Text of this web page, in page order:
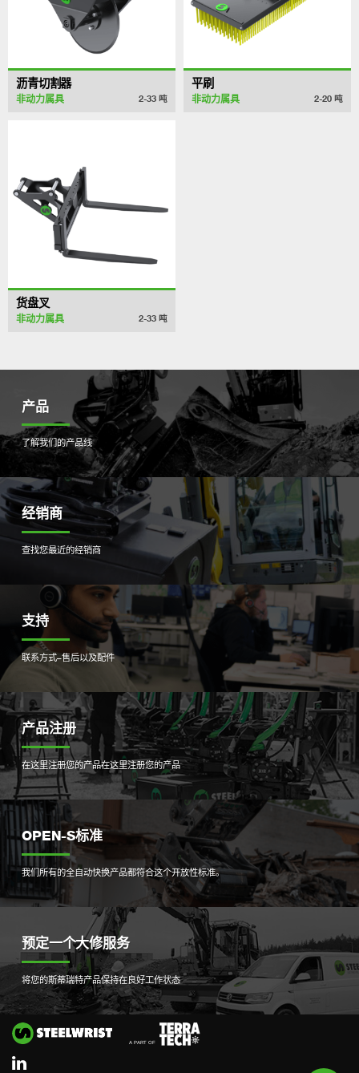
沥青切割器
非动力属具 2-33 吨
平刷
非动力属具 2-20 吨
货盘叉
非动力属具 2-33 吨
产品
了解我们的产品线
经销商
查找您最近的经销商
支持
联系方式–售后以及配件
产品注册
在这里注册您的产品在这里注册您的产品
OPEN-S标准
我们所有的全自动快换产品都符合这个开放性标准。
预定一个大修服务
将您的斯蒂瑞特产品保持在良好工作状态